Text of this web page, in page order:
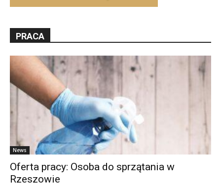
PRACA
News
Oferta pracy: Osoba do sprzątania w
Rzeszowie